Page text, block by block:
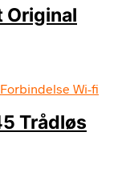
Original
Trådløs